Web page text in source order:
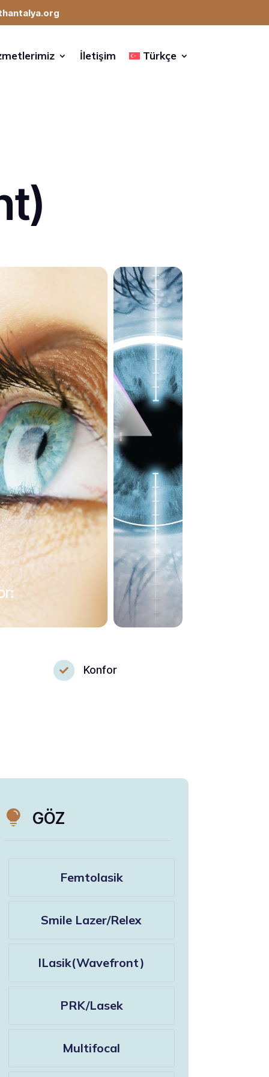
İletişim Türkçe
 Konfor
 GÖZ
Femtolasik
Smile Lazer/Relex
ILasik(Wavefront)
PRK/Lasek
Multifocal